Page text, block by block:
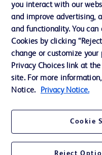
Ethics & Compliance
Ondersteuning
Contact met ons opnemen
Cookievoorkeuren
Gebruiksvoorwaarden
you interact with our
and improve advertising,
and functionality. You can
Cookies by clicking
change or customize your
Privacy Choices link at
site. For more
Notice.
Privacy Notice.
Cookie
Reject